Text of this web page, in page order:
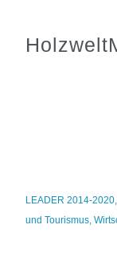
LEADER 2014-2020,
und Tourismus,